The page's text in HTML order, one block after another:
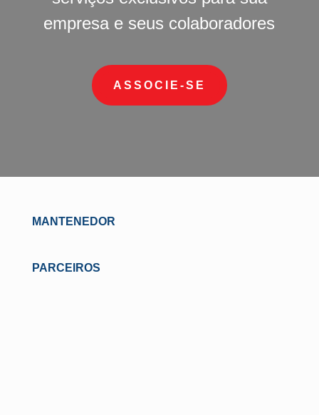
empresa e seus colaboradores
ASSOCIE-SE
MANTENEDOR
PARCEIROS